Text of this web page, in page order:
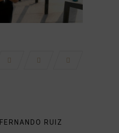
FERNANDO RUIZ